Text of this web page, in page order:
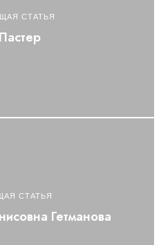
СТАТЬЯ
СТАТЬЯ
Гетманова